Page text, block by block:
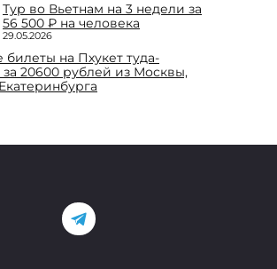
Тур во Вьетнам на 3 недели за
56 500 ₽ на человека
29.05.2026
билеты на Пхукет туда-
за 20600 рублей из Москвы,